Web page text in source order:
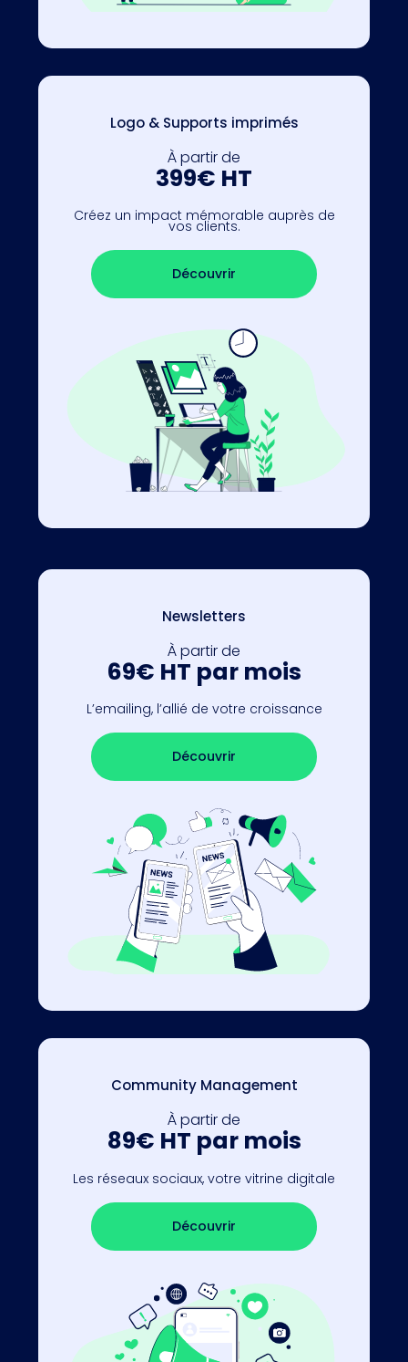
Logo & Supports imprimés
À partir de
399€ HT
Créez un impact mémorable auprès de
vos clients.
Découvrir
Newsletters
À partir de
69€ HT par mois
L’emailing, l’allié de votre croissance
Découvrir
Community Management
À partir de
89€ HT par mois
Les réseaux sociaux, votre vitrine digitale
Découvrir